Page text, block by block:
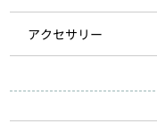
アクセサリー